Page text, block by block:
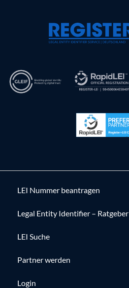
LEI Nummer beantragen
Legal Entity Identifier – Ratgeber
LEI Suche
Partner werden
Login